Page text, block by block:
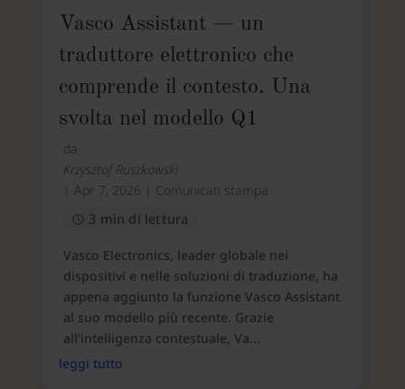
Vasco Assistant — un
traduttore elettronico che
comprende il contesto. Una
svolta nel modello Q1
da
Krzysztof Ruszkowski
Apr 7, 2026
Comunicati stampa
3 min di lettura
Vasco Electronics, leader globale nei
dispositivi e nelle soluzioni di traduzione, ha
appena aggiunto la funzione Vasco Assistant
al suo modello più recente. Grazie
all’intelligenza contestuale, Va...
leggi tutto